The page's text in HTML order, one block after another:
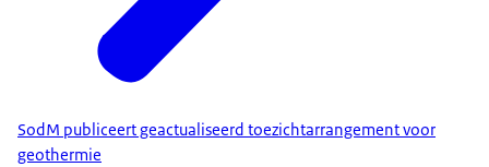
SodM publiceert geactualiseerd toezichtarrangement voor
geothermie